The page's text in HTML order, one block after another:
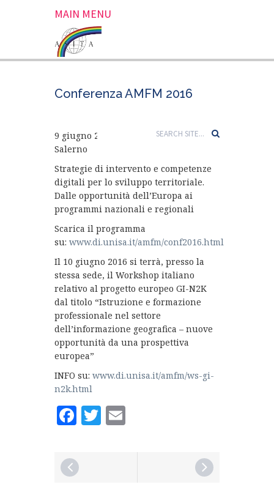
MAIN MENU
Conferenza AMFM 2016
9 giugno 2016, Campus di Fisciano –
Salerno
Strategie di intervento e competenze
digitali per lo sviluppo territoriale.
Dalle opportunità dell’Europa ai
programmi nazionali e regionali
Scarica il programma
su: www.di.unisa.it/amfm/conf2016.html
Il 10 giugno 2016 si terrà, presso la
stessa sede, il Workshop italiano
relativo al progetto europeo GI-N2K
dal titolo “Istruzione e formazione
professionale nel settore
dell’informazione geografica – nuove
opportunità da una prospettiva
europea”
INFO su: www.di.unisa.it/amfm/ws-gi-
n2k.html
Facebook
Twitter